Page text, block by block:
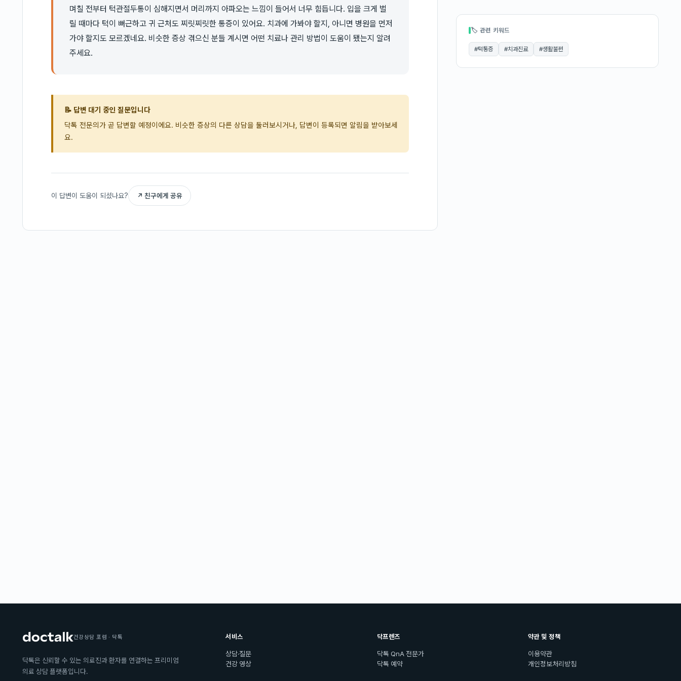
며칠 전부터 턱관절두통이 심해지면서 머리까지 아파오는 느낌이 들어서 너무 힘듭니다. 입을 크게 벌
릴 때마다 턱이 뻐근하고 귀 근처도 찌릿찌릿한 통증이 있어요. 치과에 가봐야 할지, 아니면 병원을 먼저
가야 할지도 모르겠네요. 비슷한 증상 겪으신 분들 계시면 어떤 치료나 관리 방법이 도움이 됐는지 알려
주세요.
📝 답변 대기 중인 질문입니다
닥톡 전문의가 곧 답변할 예정이에요. 비슷한 증상의 다른 상담을 둘러보시거나, 답변이 등록되면 알림을 받아보세
요.
이 답변이 도움이 되셨나요? ↗ 친구에게 공유
🏷 관련 키워드
#턱통증 #치과진료 #생활불편
건강상담 포럼 · 닥톡
닥톡은 신뢰할 수 있는 의료진과 환자를 연결하는 프리미엄
의료 상담 플랫폼입니다.
서비스
상담·질문
건강 영상
닥프렌즈
닥톡 QnA 전문가
닥톡 예약
약관 및 정책
이용약관
개인정보처리방침